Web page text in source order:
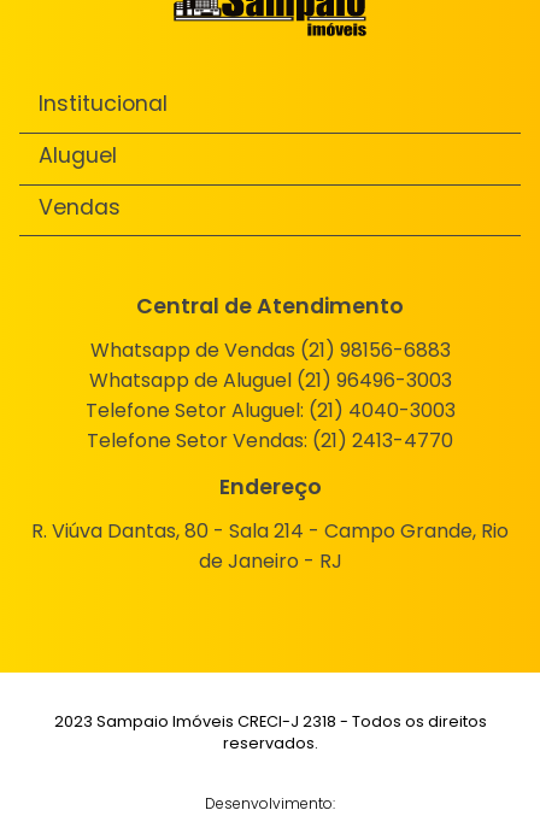
Institucional
Aluguel
Vendas
Central de Atendimento
Whatsapp de Vendas (21) 98156-6883
Whatsapp de Aluguel (21) 96496-3003
Telefone Setor Aluguel: (21) 4040-3003
Telefone Setor Vendas: (21) 2413-4770
Endereço
R. Viúva Dantas, 80 - Sala 214 - Campo Grande, Rio
de Janeiro - RJ
2023 Sampaio Imóveis CRECI-J 2318 - Todos os direitos
reservados.
Desenvolvimento: